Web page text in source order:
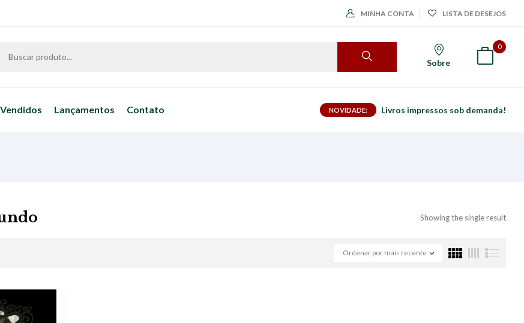
MINHA CONTA LISTA DE DESEJOS
Sobre
0
Lançamentos Contato NOVIDADE: Livros impressos sob demanda!
Showing the single result
Ordenar por mais recente